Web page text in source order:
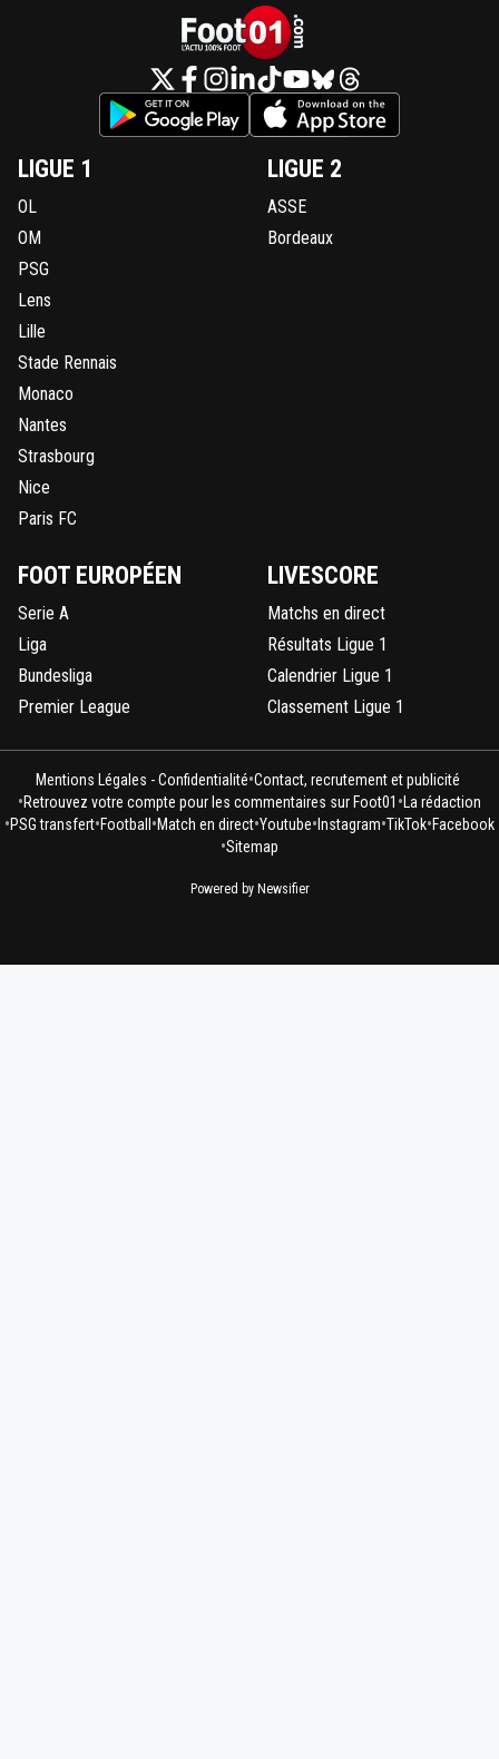
LIGUE 1
OL
OM
PSG
Lens
Lille
Stade Rennais
Monaco
Nantes
Strasbourg
Nice
Paris FC
LIGUE 2
ASSE
Bordeaux
FOOT EUROPÉEN
Serie A
Liga
Bundesliga
Premier League
LIVESCORE
Matchs en direct
Résultats Ligue 1
Calendrier Ligue 1
Classement Ligue 1
Mentions Légales - Confidentialité•Contact, recrutement et publicité
•Retrouvez votre compte pour les commentaires sur Foot01 •La rédaction
•PSG transfert•Football•Match en direct•Youtube•Instagram•TikTok•Facebook
•Sitemap
Powered by Newsifier